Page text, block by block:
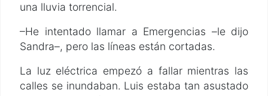
una lluvia torrencial.
–He intentado llamar a Emergencias –le dijo
Sandra–, pero las líneas están cortadas.
La luz eléctrica empezó a fallar mientras las
calles se inundaban. Luis estaba tan asustado